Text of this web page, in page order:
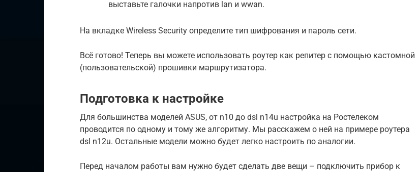
выставьте галочки напротив lan и wwan.
На вкладке Wireless Security определите тип шифрования и пароль сети.
Всё готово! Теперь вы можете использовать роутер как репитер с помощью кастомной
(пользовательской) прошивки маршрутизатора.
Подготовка к настройке
Для большинства моделей ASUS, от n10 до dsl n14u настройка на Ростелеком
проводится по одному и тому же алгоритму. Мы расскажем о ней на примере роутера
dsl n12u. Остальные модели можно будет легко настроить по аналогии.
Перед началом работы вам нужно будет сделать две вещи – подключить прибор к